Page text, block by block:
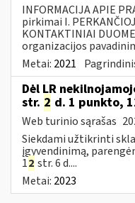
INFORMACIJA APIE
pirkimai I.
KONTAKTINIAI
organizacijos
Metai: 2021
Dėl LR
str. 2 d. 1 punkto,
Web turinio sąrašas
Siekdami užtikrinti
įgyvendinimą,
12 str. 6 d....
Metai: 2023